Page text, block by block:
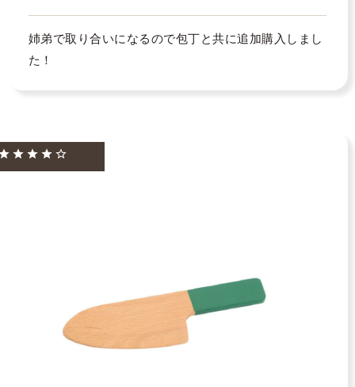
姉弟で取り合いになるので包丁と共に追加購入しまし
た！